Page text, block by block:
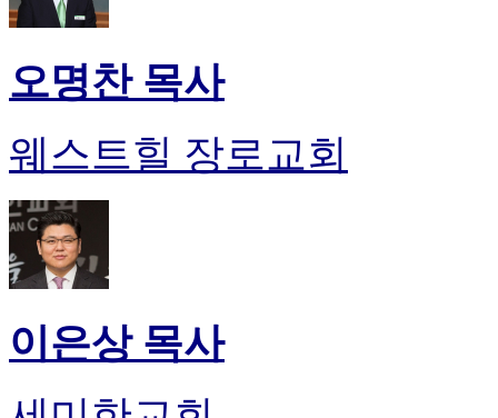
오명찬 목사
웨스트힐 장로교회
이은상 목사